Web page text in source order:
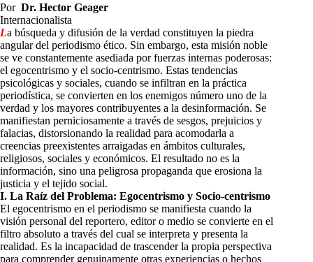
Por Dr. Hector Geager
Internacionalista
La búsqueda y difusión de la verdad constituyen la piedra
angular del periodismo ético. Sin embargo, esta misión noble
se ve constantemente asediada por fuerzas internas poderosas:
el egocentrismo y el socio-centrismo. Estas tendencias
psicológicas y sociales, cuando se infiltran en la práctica
periodística, se convierten en los enemigos número uno de la
verdad y los mayores contribuyentes a la desinformación. Se
manifiestan perniciosamente a través de sesgos, prejuicios y
falacias, distorsionando la realidad para acomodarla a
creencias preexistentes arraigadas en ámbitos culturales,
religiosos, sociales y económicos. El resultado no es la
información, sino una peligrosa propaganda que erosiona la
justicia y el tejido social.
I. La Raíz del Problema: Egocentrismo y Socio-centrismo
El egocentrismo en el periodismo se manifiesta cuando la
visión personal del reportero, editor o medio se convierte en el
filtro absoluto a través del cual se interpreta y presenta la
realidad. Es la incapacidad de trascender la propia perspectiva
para comprender genuinamente otras experiencias o hechos